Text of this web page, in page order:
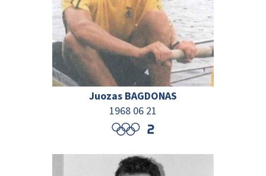
Juozas BAGDONAS
1968 06 21